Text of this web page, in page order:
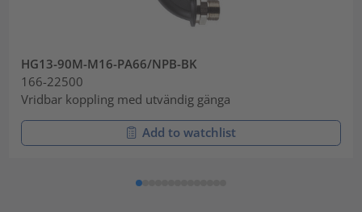
HG13-90M-M16-PA66/NPB-BK
166-22500
Vridbar koppling med utvändig gänga
Add to watchlist